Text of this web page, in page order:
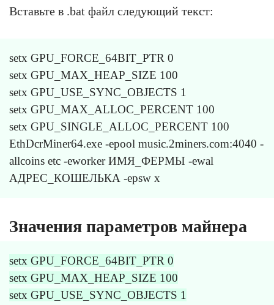
Вставьте в .bat файл следующий текст:
setx GPU_FORCE_64BIT_PTR 0
setx GPU_MAX_HEAP_SIZE 100
setx GPU_USE_SYNC_OBJECTS 1
setx GPU_MAX_ALLOC_PERCENT 100
setx GPU_SINGLE_ALLOC_PERCENT 100
EthDcrMiner64.exe -epool music.2miners.com:4040 -
allcoins etc -eworker ИМЯ_ФЕРМЫ -ewal
АДРЕС_КОШЕЛЬКА -epsw x
Значения параметров майнера
setx GPU_FORCE_64BIT_PTR 0
setx GPU_MAX_HEAP_SIZE 100
setx GPU_USE_SYNC_OBJECTS 1